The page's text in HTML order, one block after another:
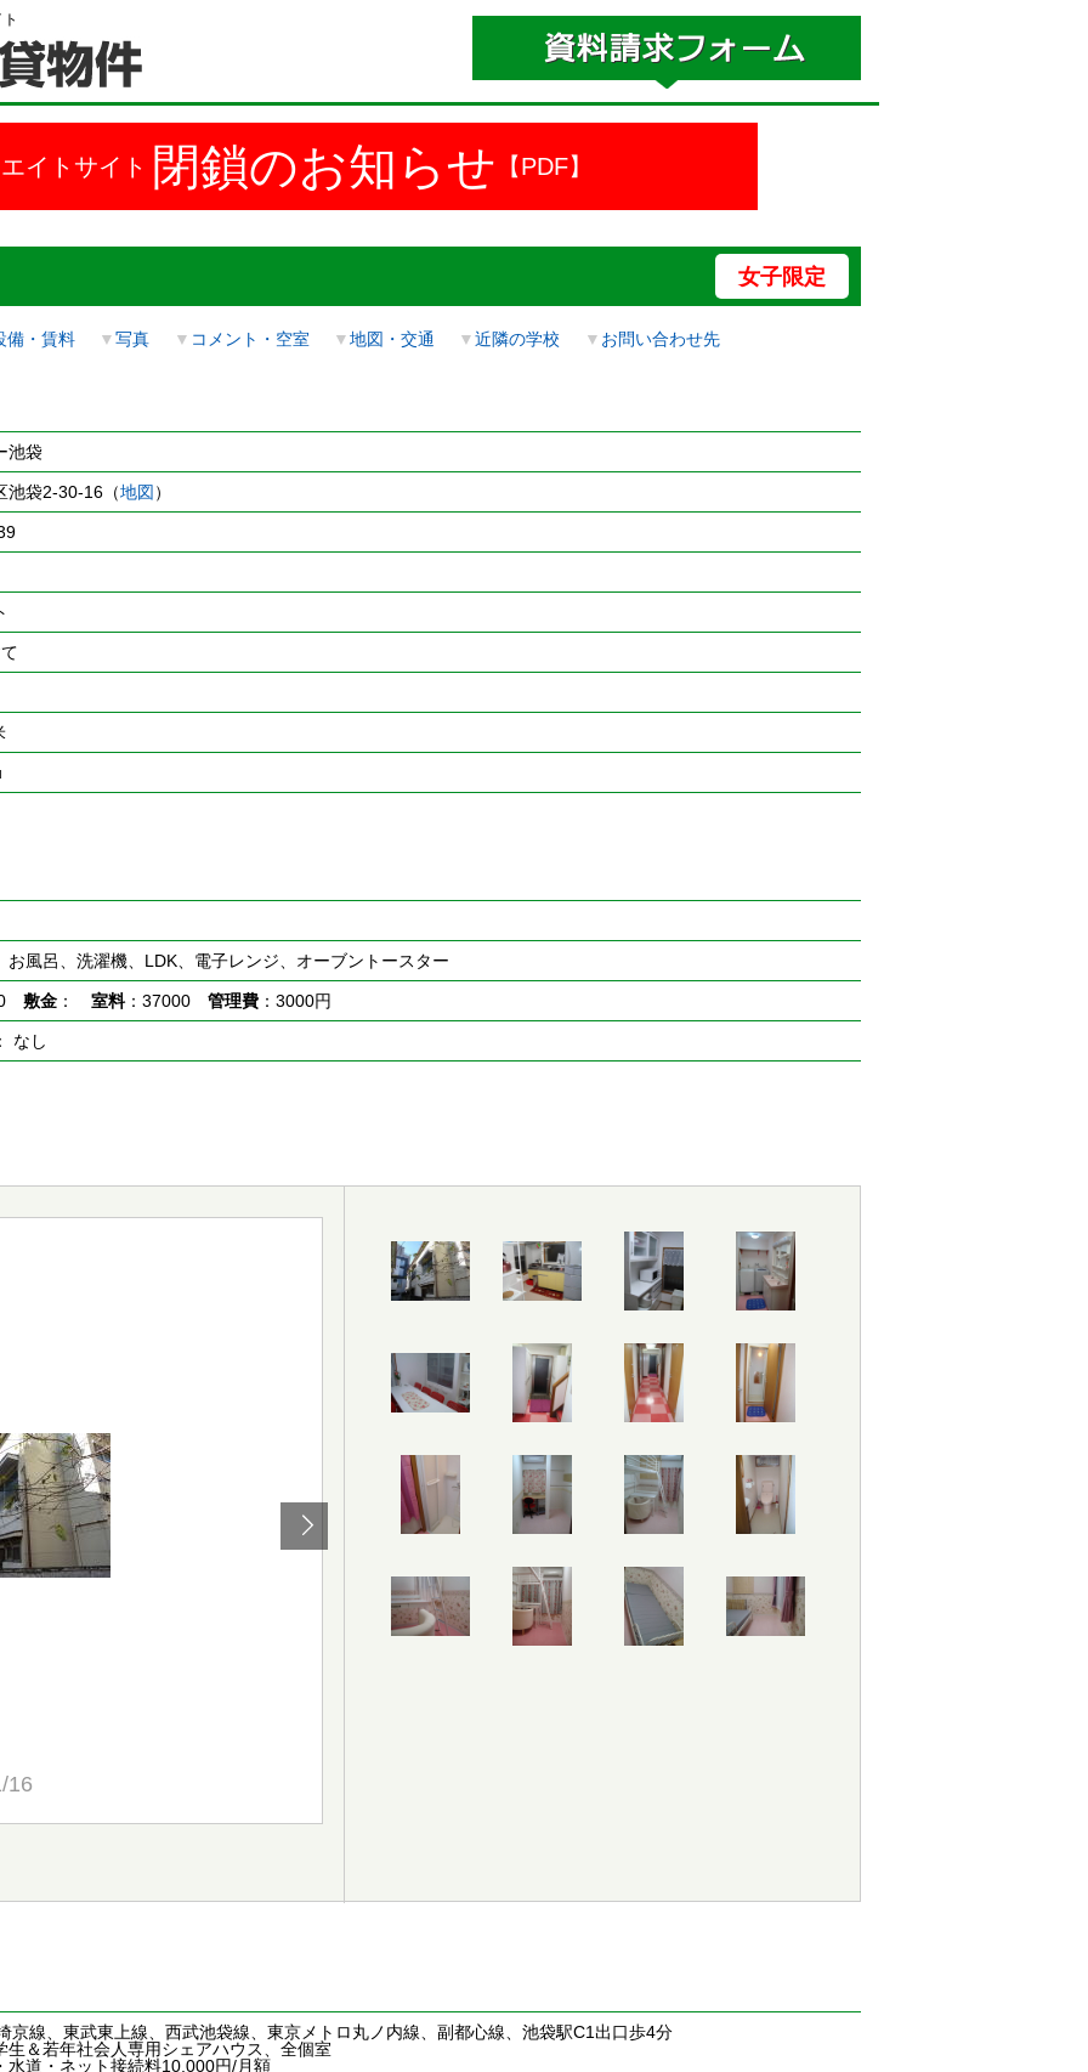
イトサイト 閉鎖のお知らせ 【PDF】
女子限定
備・賃料 ▼写真 ▼ コメント・空室 ▼地図・交通 ▼近隣の学校 ▼ お問い合わせ先
池袋
池袋2-30-16（地図）
お風呂、洗濯機、LDK、電子レンジ、オーブントースター
敷金： 室料：37000 管理費：3000円
なし
16
京線、東武東上線、西武池袋線、東京メトロ丸ノ内線、副都心線、池袋駅C1出口歩4分
生＆若年社会人専用シェアハウス、全個室
水道・ネット接続料10,000円/月額